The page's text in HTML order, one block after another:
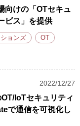
向けの「OTセキュ
ビス」を提供
ョンズ OT
2022/12/27
IoTセキュリティ
で通信を可視化し